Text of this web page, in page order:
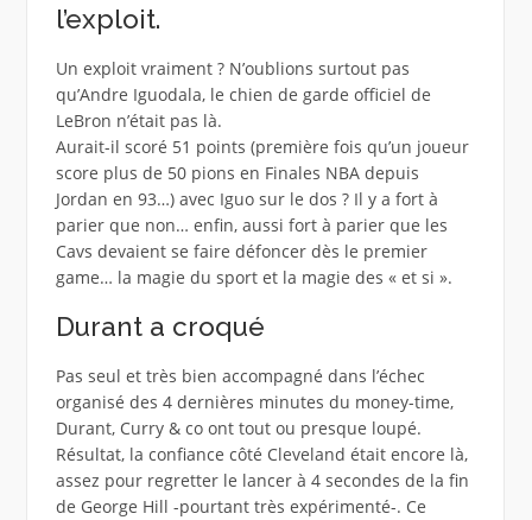
l’exploit.
Un exploit vraiment ? N’oublions surtout pas
qu’Andre Iguodala, le chien de garde officiel de
LeBron n’était pas là.
Aurait-il scoré 51 points (première fois qu’un joueur
score plus de 50 pions en Finales NBA depuis
Jordan en 93…) avec Iguo sur le dos ? Il y a fort à
parier que non… enfin, aussi fort à parier que les
Cavs devaient se faire défoncer dès le premier
game… la magie du sport et la magie des « et si ».
Durant a croqué
Pas seul et très bien accompagné dans l’échec
organisé des 4 dernières minutes du money-time,
Durant, Curry & co ont tout ou presque loupé.
Résultat, la confiance côté Cleveland était encore là,
assez pour regretter le lancer à 4 secondes de la fin
de George Hill -pourtant très expérimenté-. Ce